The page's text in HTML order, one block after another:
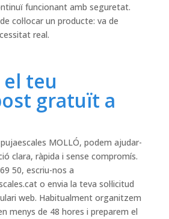
funcionant amb seguretat.
col·locar un producte: va de
real.
el teu
gratuït a
MOLLÓ, podem ajudar-
clara, ràpida i sense compromís.
50, escriu-nos a
o envia la teva sol·licitud
web. Habitualment organitzem
menys de 48 hores i preparem el